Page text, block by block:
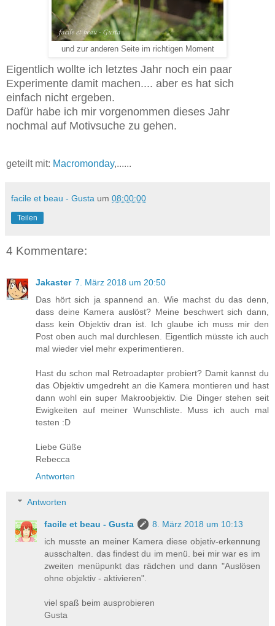
und zur anderen Seite im richtigen Moment
Eigentlich wollte ich letztes Jahr noch ein paar
Experimente damit machen.... aber es hat sich
einfach nicht ergeben.
Dafür habe ich mir vorgenommen dieses Jahr
nochmal auf Motivsuche zu gehen.
geteilt mit: Macromonday,......
facile et beau - Gusta um 08:00:00
Teilen
4 Kommentare:
Jakaster 7. März 2018 um 20:50
Das hört sich ja spannend an. Wie machst du das denn,
dass deine Kamera auslöst? Meine beschwert sich dann,
dass kein Objektiv dran ist. Ich glaube ich muss mir den
Post oben auch mal durchlesen. Eigentlich müsste ich auch
mal wieder viel mehr experimentieren.
Hast du schon mal Retroadapter probiert? Damit kannst du
das Objektiv umgedreht an die Kamera montieren und hast
dann wohl ein super Makroobjektiv. Die Dinger stehen seit
Ewigkeiten auf meiner Wunschliste. Muss ich auch mal
testen :D
Liebe Güße
Rebecca
Antworten
Antworten
facile et beau - Gusta
8. März 2018 um 10:13
ich musste an meiner Kamera diese objetiv-erkennung
ausschalten. das findest du im menü. bei mir war es im
zweiten menüpunkt das rädchen und dann "Auslösen
ohne objektiv - aktivieren".
viel spaß beim ausprobieren
Gusta